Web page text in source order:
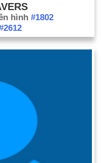
hình #1802